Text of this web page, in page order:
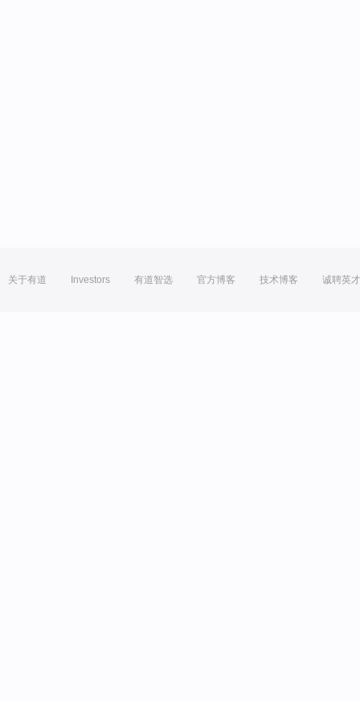
关于有道 Investors 有道智选 官方博客 技术博客 诚聘英才